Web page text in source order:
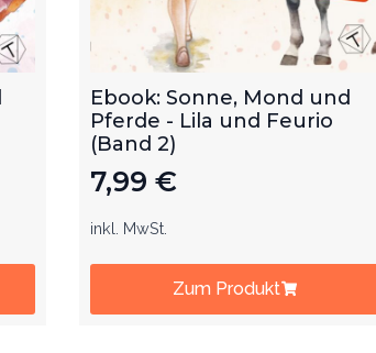
Ebook: Sonne, Mond und
Pferde - Lila und Feurio
(Band 2)
7,99 €
inkl. MwSt.
Zum Produkt